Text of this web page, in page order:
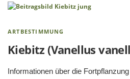
ARTBESTIMMUNG
Kiebitz (Vanellus
Informationen über die